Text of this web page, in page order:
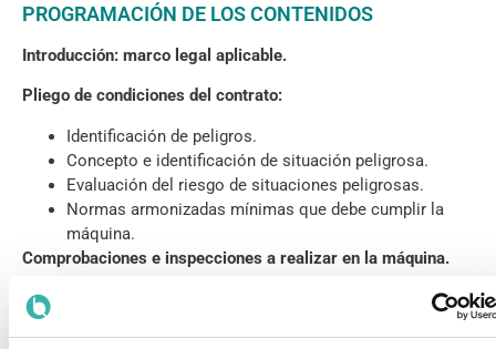
PROGRAMACIÓN DE LOS CONTENIDOS
Introducción: marco legal aplicable.
Pliego de condiciones del contrato:
Identificación de peligros.
Concepto e identificación de situación peligrosa.
Evaluación del riesgo de situaciones peligrosas.
Normas armonizadas mínimas que debe cumplir la
máquina.
Comprobaciones e inspecciones a realizar en la máquina.
Protectores admitidos por las normas armonizadas: